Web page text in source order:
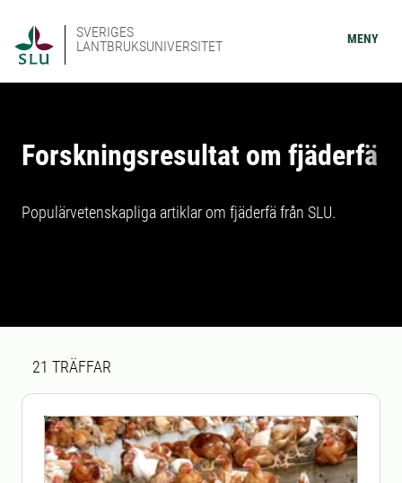
SVERIGES
LANTBRUKSUNIVERSITET
MENY
Forskningsresultat om fjäderfä
Populärvetenskapliga artiklar om fjäderfä från SLU.
Sökresultat
21 TRÄFFAR